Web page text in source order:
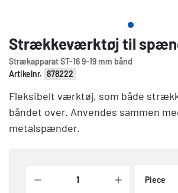
Strækkeværktøj til
Strækapparat ST-16 9-19 mm bånd
Artikelnr. 878222
Fleksibelt værktøj, som både
båndet over. Anvendes sammen
metalspænder.
Piece